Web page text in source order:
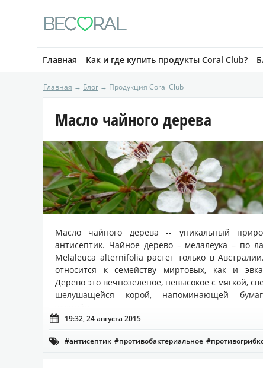
BECRAL
Главная Как и где купить продукты Coral Club?
Главная → Блог → Продукция Coral Club
Масло чайного дерева
Масло чайного дерева -- уникальный
антисептик. Чайное дерево – мелалеука – по
Melaleuca alternifolia растет только в
относится к семейству миртовых, как и
Дерево это вечнозеленое, невысокое с мягкой,
шелушащейся корой, напоминающей
удлинён...
 19:32, 24 августа 2015
 #антисептик #противобактериальное